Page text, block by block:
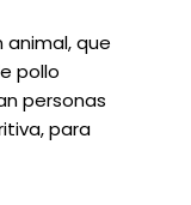
que
pollo
personas
para